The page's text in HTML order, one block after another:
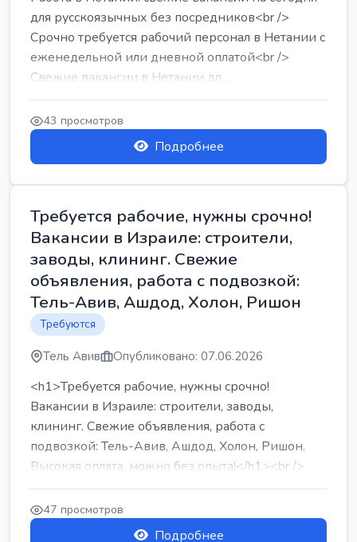
для русскоязычных без посредников<br />
Срочно требуется рабочий персонал в Нетании с
еженедельной или дневной оплатой<br />
Свежие вакансии в Нетании дл...
43 просмотров
Подробнее
Требуется рабочие, нужны срочно!
Вакансии в Израиле: строители,
заводы, клининг. Свежие
объявления, работа с подвозкой:
Тель-Авив, Ашдод, Холон, Ришон
Требуются
Тель Авив Опубликовано: 07.06.2026
<h1>Требуется рабочие, нужны срочно!
Вакансии в Израиле: строители, заводы,
клининг. Свежие объявления, работа с
подвозкой: Тель-Авив, Ашдод, Холон, Ришон.
Высокая оплата, можно без опыта!</h1><br />
...
47 просмотров
Подробнее